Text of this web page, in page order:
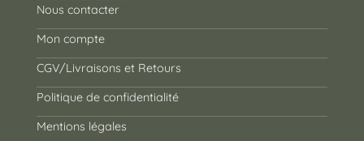
Nous contacter
Mon compte
CGV/Livraisons et Retours
Politique de confidentialité
Mentions légales